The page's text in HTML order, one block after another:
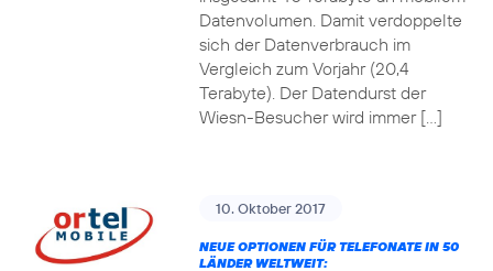
Datenvolumen. Damit verdoppelte
sich der Datenverbrauch im
Vergleich zum Vorjahr (20,4
Terabyte). Der Datendurst der
Wiesn-Besucher wird immer […]
10. Oktober 2017
NEUE OPTIONEN FÜR TELEFONATE IN 50
LÄNDER WELTWEIT: